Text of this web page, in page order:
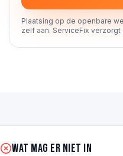
Plaatsing op de openbare
zelf aan. ServiceFix
Wat mag er NIET in